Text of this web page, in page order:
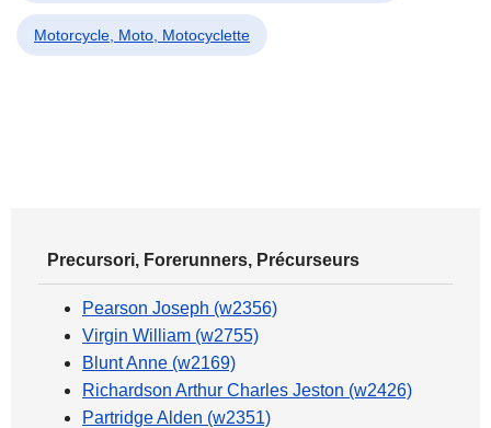
Motorcycle, Moto, Motocyclette
Precursori, Forerunners, Précurseurs
Pearson Joseph (w2356)
Virgin William (w2755)
Blunt Anne (w2169)
Richardson Arthur Charles Jeston (w2426)
Partridge Alden (w2351)